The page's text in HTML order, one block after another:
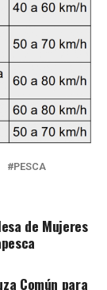
PESCA
de Mujeres
Común para